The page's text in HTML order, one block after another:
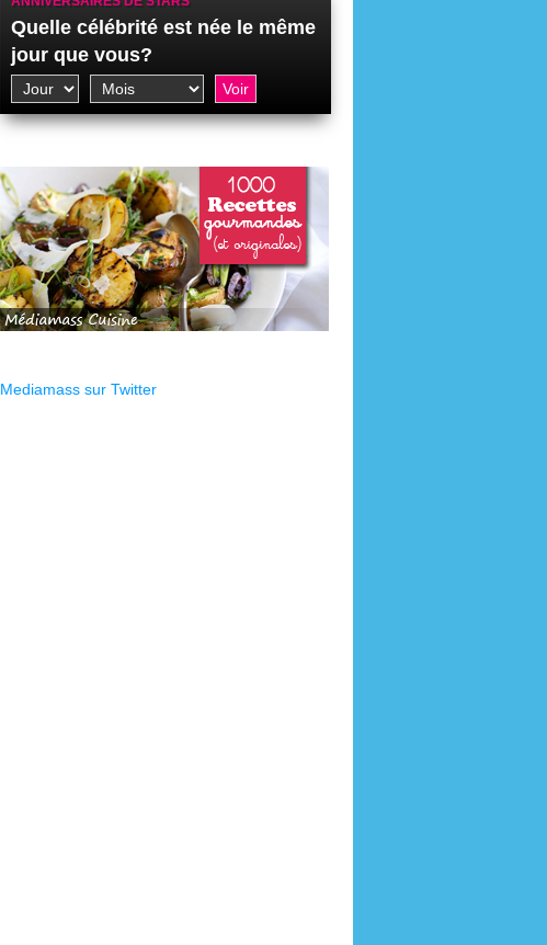
Quelle célébrité est née le même
jour que vous?
Mediamass sur Twitter